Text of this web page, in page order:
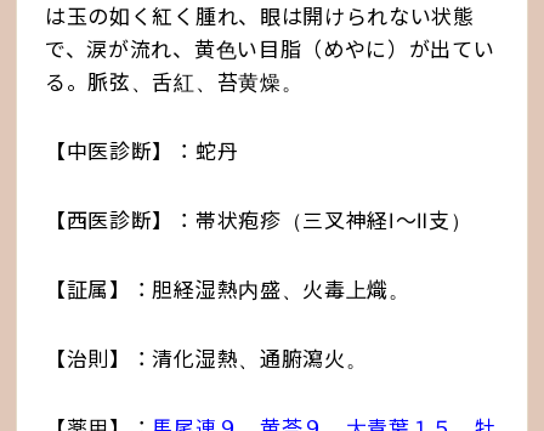
は玉の如く紅く腫れ、眼は開けられない状態
で、涙が流れ、黄色い目脂（めやに）が出てい
る。脈弦、舌紅、苔黄燥。
【中医診断】：蛇丹
【西医診断】：帯状疱疹（三叉神経Ⅰ〜Ⅱ支）
【証属】：胆経湿熱内盛、火毒上熾。
【治則】：清化湿熱、通腑瀉火。